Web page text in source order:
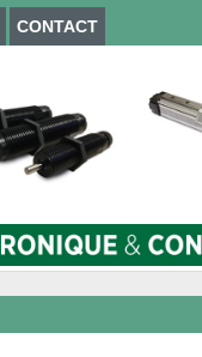
CONTACT